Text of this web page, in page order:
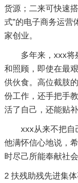
货源；二来可快速
式”的电子商务运营
家创业。
多年来，xxx将
和照顾，即使在最
供伙食。高位截肢
份工作，还手把手
活了自己，还能贴补
xxx从来不把自
他满怀信心地说，
时尽己所能奉献社
2 扶残助残先进集